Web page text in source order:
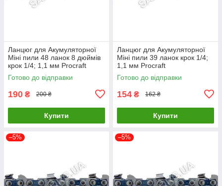
Ланцюг для Акумуляторної
Міні пили 48 ланок 8 дюймів
крок 1/4; 1,1 мм Procraft
Готово до відправки
190 ₴ 200 ₴
Купити
Ланцюг для Акумуляторної
Міні пили 39 ланок крок 1/4;
1,1 мм Procraft
Готово до відправки
154 ₴ 162 ₴
Купити
–5% –5%